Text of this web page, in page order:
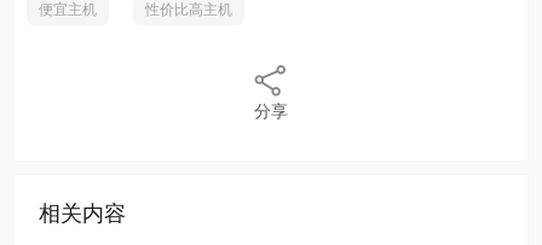
便宜主机 性价比高主机
分享
相关内容